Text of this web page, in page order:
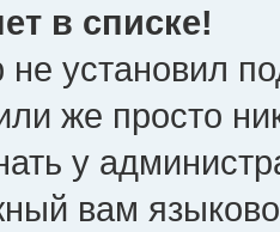
в списке!
не установил
же просто
у
вам